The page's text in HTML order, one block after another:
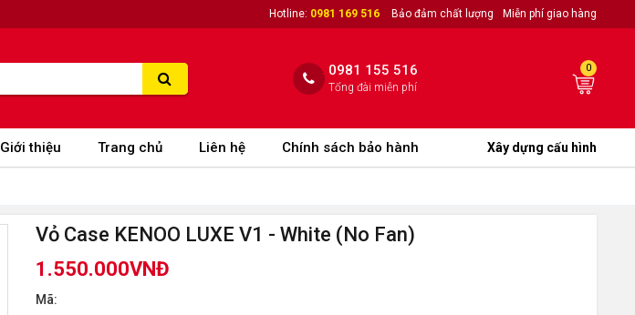
Hotline: 0981 169 516 Bảo đảm chất lượng Miễn phí giao hàng
0981 155 516
Tổng đài miễn phí
0
Giới thiệu Trang chủ Liên hệ Chính sách bảo hành Xây dựng cấu hình
Vỏ Case KENOO LUXE V1 - White (No Fan)
1.550.000VNĐ
Mã: